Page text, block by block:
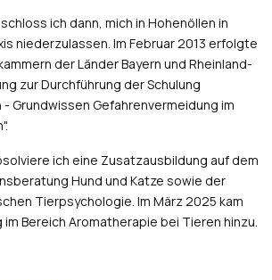
ich dann, mich in Hohenöllen in
niederzulassen. Im Februar 2013 erfolgte
der Länder Bayern und Rheinland-
zur Durchführung der Schulung
Grundwissen Gefahrenvermeidung im
ich eine Zusatzausbildung auf dem
Hund und Katze sowie der
Tierpsychologie. Im März 2025 kam
Bereich Aromatherapie bei Tieren hinzu.